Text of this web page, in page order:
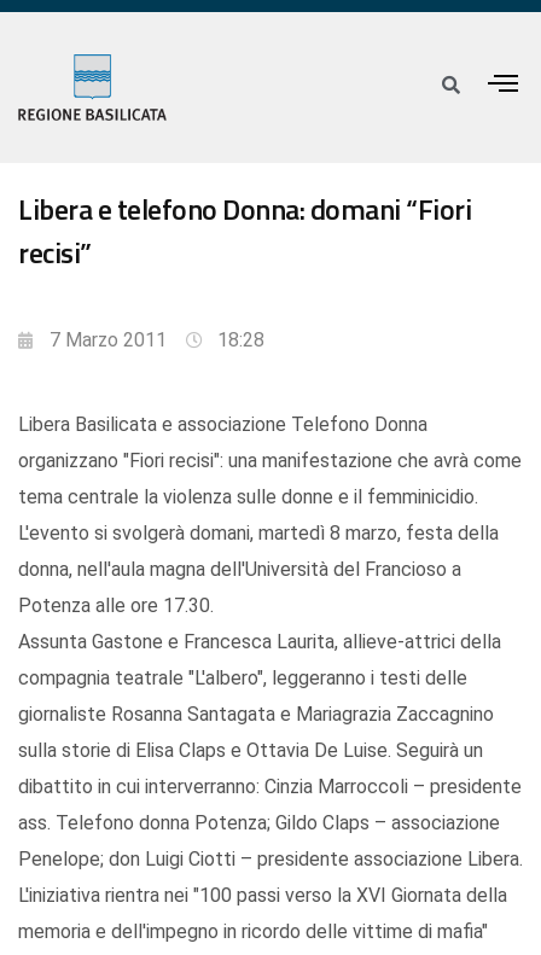
Libera e telefono Donna: domani “Fiori
recisi”
7 Marzo 2011 18:28
Libera Basilicata e associazione Telefono Donna
organizzano "Fiori recisi": una manifestazione che avrà come
tema centrale la violenza sulle donne e il femminicidio.
L'evento si svolgerà domani, martedì 8 marzo, festa della
donna, nell'aula magna dell'Università del Francioso a
Potenza alle ore 17.30.
Assunta Gastone e Francesca Laurita, allieve-attrici della
compagnia teatrale "L'albero", leggeranno i testi delle
giornaliste Rosanna Santagata e Mariagrazia Zaccagnino
sulla storie di Elisa Claps e Ottavia De Luise. Seguirà un
dibattito in cui interverranno: Cinzia Marroccoli – presidente
ass. Telefono donna Potenza; Gildo Claps – associazione
Penelope; don Luigi Ciotti – presidente associazione Libera.
L'iniziativa rientra nei "100 passi verso la XVI Giornata della
memoria e dell'impegno in ricordo delle vittime di mafia"